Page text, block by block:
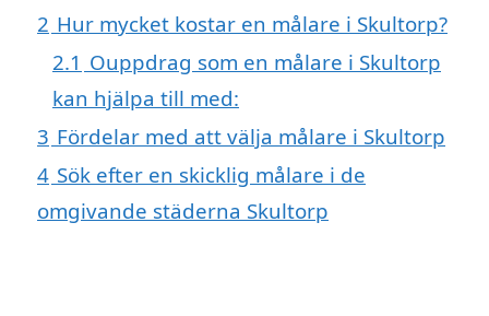
2 Hur mycket kostar en målare i Skultorp?
2.1 Ouppdrag som en målare i Skultorp
kan hjälpa till med:
3 Fördelar med att välja målare i Skultorp
4 Sök efter en skicklig målare i de
omgivande städerna Skultorp